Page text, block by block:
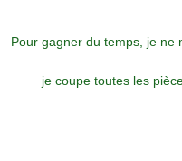
Pour gagner du temps, je ne
je coupe toutes les